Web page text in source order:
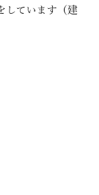
しています（建